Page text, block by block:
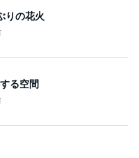
りの花火
る空間